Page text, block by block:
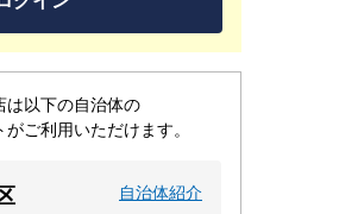
は以下の自治体の
がご利用いただけます。
自治体紹介